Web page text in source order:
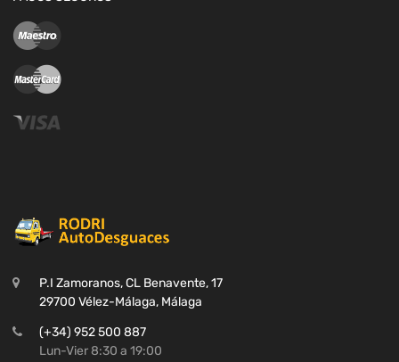
P.I Zamoranos, CL Benavente, 17
29700 Vélez-Málaga, Málaga
(+34) 952 500 887
Lun-Vier 8:30 a 19:00